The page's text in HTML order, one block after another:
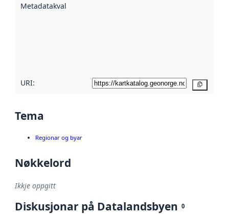
Metadatakvalitet
URI:
Tema
Regionar og byar
Nøkkelord
Ikkje oppgitt
Diskusjonar på Datalandsbyen 0